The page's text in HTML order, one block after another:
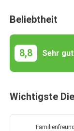
Beliebtheit
8,8 Sehr gut
Wichtigste